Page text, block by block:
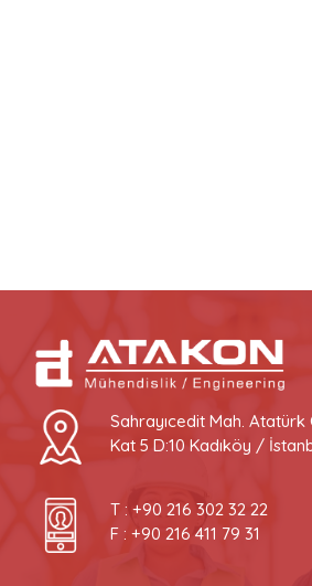
Sahrayıcedit Mah. Atatürk
Kat 5 D:10 Kadıköy /
T : +90 216 302 32 22
F : +90 216 411 79 31